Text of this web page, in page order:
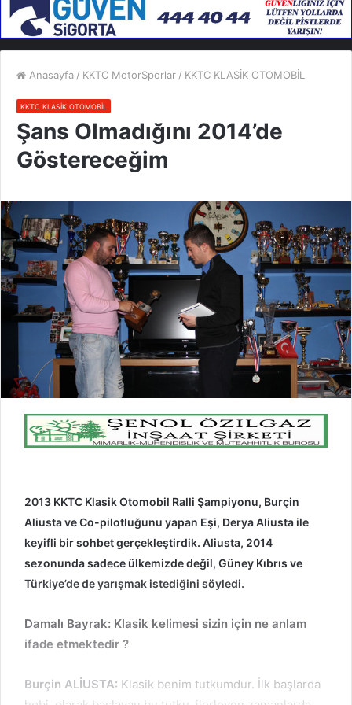
Anasayfa / KKTC MotorSporlar / KKTC KLASİK OTOMOBİL
KKTC KLASİK OTOMOBİL
Şans Olmadığını 2014’de
Göstereceğim
2013 KKTC Klasik Otomobil Ralli Şampiyonu, Burçin
Aliusta ve Co-pilotluğunu yapan Eşi, Derya Aliusta ile
keyifli bir sohbet gerçekleştirdik. Aliusta, 2014
sezonunda sadece ülkemizde değil, Güney Kıbrıs ve
Türkiye’de de yarışmak istediğini söyledi.
Damalı Bayrak: Klasik kelimesi sizin için ne anlam
ifade etmektedir ?
Burçin ALİUSTA: Klasik benim tutkumdur. İlk başlarda